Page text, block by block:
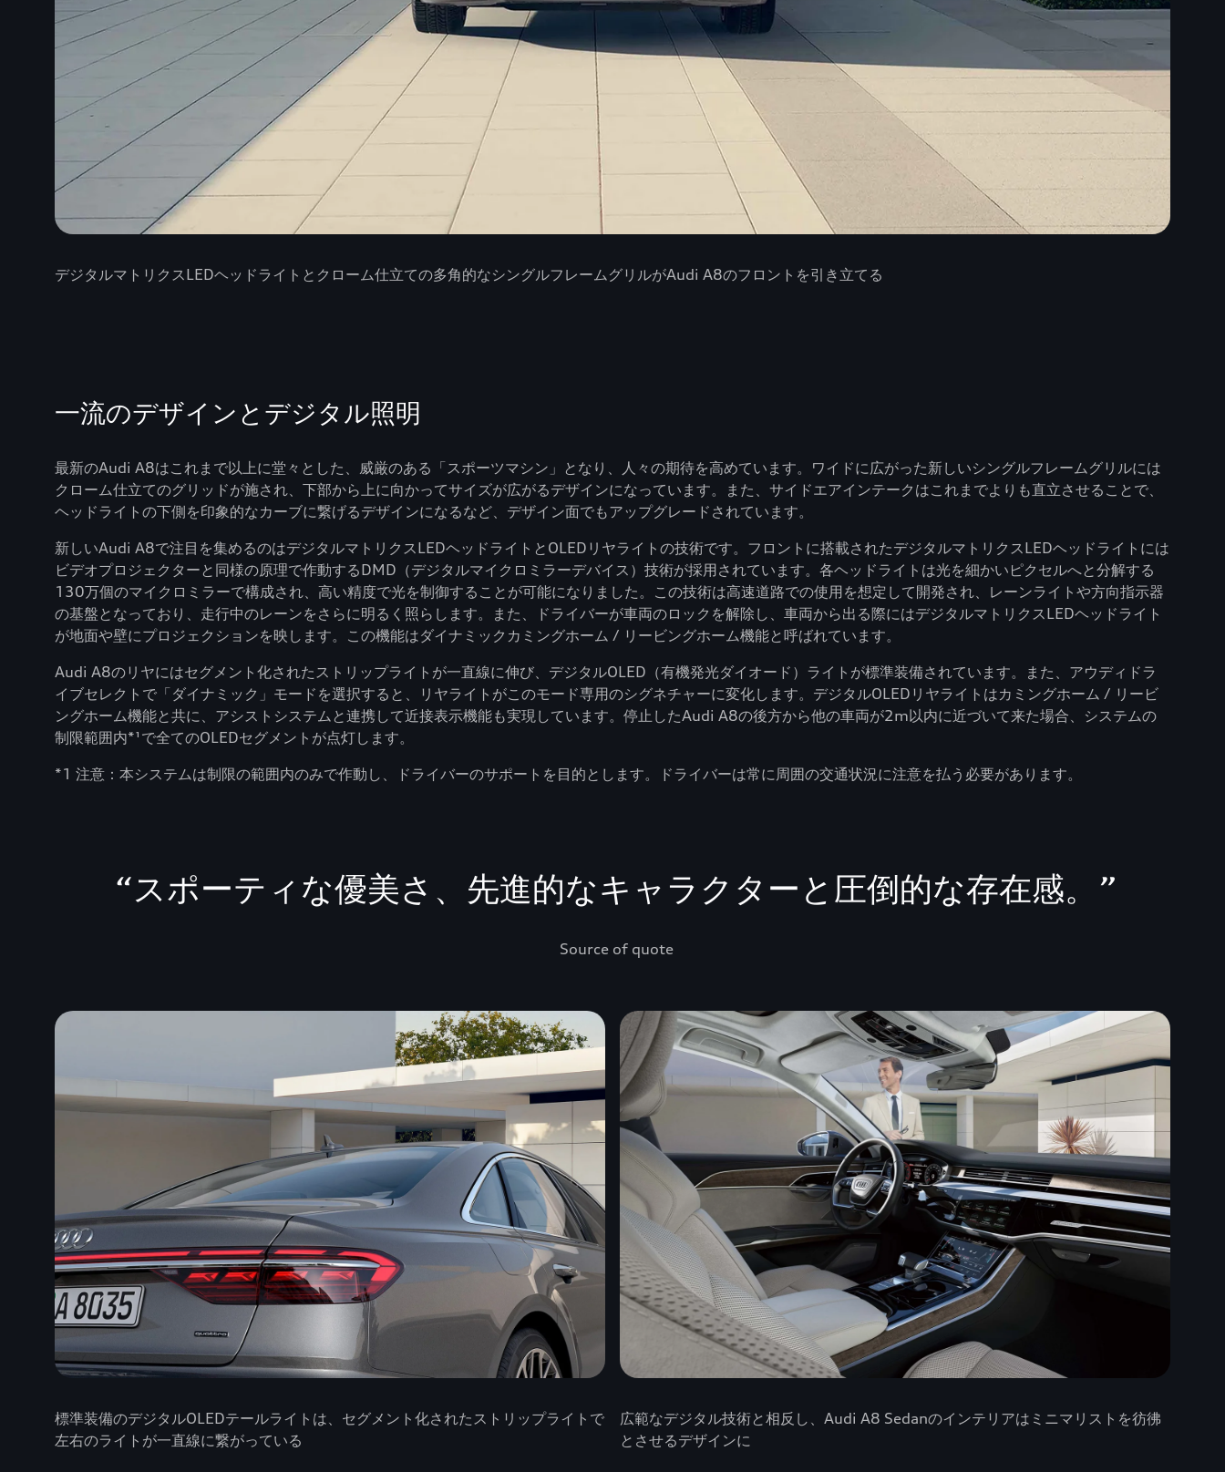
デジタルマトリクスLEDヘッドライトとクローム仕立ての多角的なシングルフレームグリルがAudi A8のフロントを引き立てる
一流のデザインとデジタル照明
最新のAudi A8はこれまで以上に堂々とした、威厳のある「スポーツマシン」となり、人々の期待を高めています。ワイドに広がった新しいシングルフレームグリルには
クローム仕立てのグリッドが施され、下部から上に向かってサイズが広がるデザインになっています。また、サイドエアインテークはこれまでよりも直立させることで、
ヘッドライトの下側を印象的なカーブに繋げるデザインになるなど、デザイン面でもアップグレードされています。
新しいAudi A8で注目を集めるのはデジタルマトリクスLEDヘッドライトとOLEDリヤライトの技術です。フロントに搭載されたデジタルマトリクスLEDヘッドライトには
ビデオプロジェクターと同様の原理で作動するDMD（デジタルマイクロミラーデバイス）技術が採用されています。各ヘッドライトは光を細かいピクセルへと分解する
130万個のマイクロミラーで構成され、高い精度で光を制御することが可能になりました。この技術は高速道路での使用を想定して開発され、レーンライトや方向指示器
の基盤となっており、走行中のレーンをさらに明るく照らします。また、ドライバーが車両のロックを解除し、車両から出る際にはデジタルマトリクスLEDヘッドライト
が地面や壁にプロジェクションを映します。この機能はダイナミックカミングホーム / リービングホーム機能と呼ばれています。
Audi A8のリヤにはセグメント化されたストリップライトが一直線に伸び、デジタルOLED（有機発光ダイオード）ライトが標準装備されています。また、アウディドラ
イブセレクトで「ダイナミック」モードを選択すると、リヤライトがこのモード専用のシグネチャーに変化します。デジタルOLEDリヤライトはカミングホーム / リービ
ングホーム機能と共に、アシストシステムと連携して近接表示機能も実現しています。停止したAudi A8の後方から他の車両が2m以内に近づいて来た場合、システムの
制限範囲内*¹で全てのOLEDセグメントが点灯します。
*1 注意：本システムは制限の範囲内のみで作動し、ドライバーのサポートを目的とします。ドライバーは常に周囲の交通状況に注意を払う必要があります。
“スポーティな優美さ、先進的なキャラクターと圧倒的な存在感。 ”
Source of quote
標準装備のデジタルOLEDテールライトは、セグメント化されたストリップライトで
左右のライトが一直線に繋がっている
広範なデジタル技術と相反し、Audi A8 Sedanのインテリアはミニマリストを彷彿
とさせるデザインに